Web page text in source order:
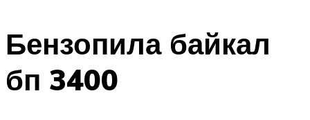
Бензопила байкал
бп 3400